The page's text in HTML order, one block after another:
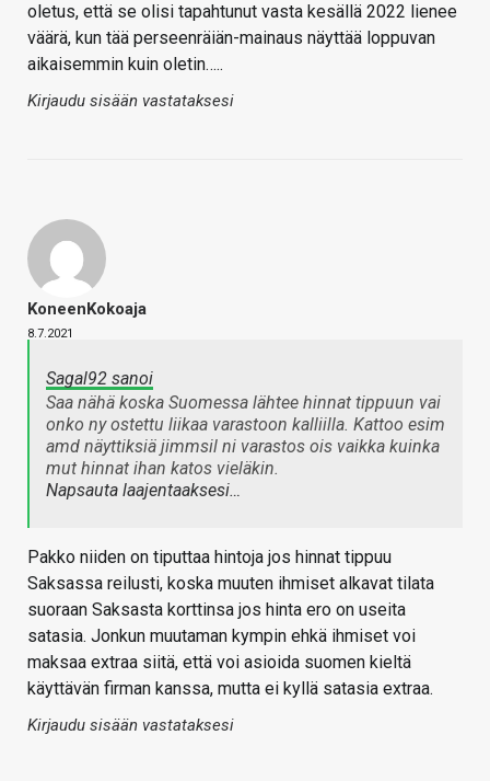
oletus, että se olisi tapahtunut vasta kesällä 2022 lienee
väärä, kun tää perseenräiän-mainaus näyttää loppuvan
aikaisemmin kuin oletin…..
Kirjaudu sisään vastataksesi
KoneenKokoaja
8.7.2021
Sagal92 sanoi
Saa nähä koska Suomessa lähtee hinnat tippuun vai
onko ny ostettu liikaa varastoon kalliilla. Kattoo esim
amd näyttiksiä jimmsil ni varastos ois vaikka kuinka
mut hinnat ihan katos vieläkin.
Napsauta laajentaaksesi…
Pakko niiden on tiputtaa hintoja jos hinnat tippuu
Saksassa reilusti, koska muuten ihmiset alkavat tilata
suoraan Saksasta korttinsa jos hinta ero on useita
satasia. Jonkun muutaman kympin ehkä ihmiset voi
maksaa extraa siitä, että voi asioida suomen kieltä
käyttävän firman kanssa, mutta ei kyllä satasia extraa.
Kirjaudu sisään vastataksesi